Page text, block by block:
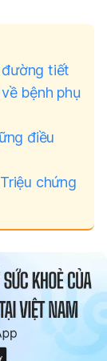
tiết
bệnh phụ
điều
chứng